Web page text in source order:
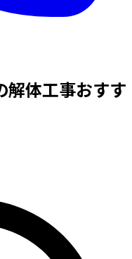
解体工事おすす